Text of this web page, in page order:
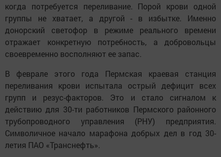
когда потребуется переливание. Порой крови одной
группы не хватает, а другой - в избытке. Именно
донорский светофор в режиме реального времени
отражает конкретную потребность, а добровольцы
своевременно восполняют ее запас.
В феврале этого года Пермская краевая станция
переливания крови испытала острый дефицит всех
групп и резус-факторов. Это и стало сигналом к
действию для 30-ти работников Пермского районного
трубопроводного управления (РНУ) предприятия.
Символичное начало марафона добрых дел в год 30-
летия ПАО «Транснефть».